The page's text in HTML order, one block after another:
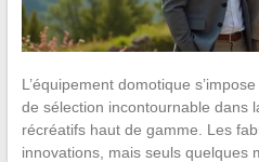
L’équipement domotique
de sélection incontournable dans
récréatifs haut de gamme. Les
innovations, mais seuls quelques